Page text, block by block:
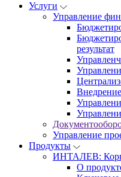
Услуги
Управление
результат
Управление
Продукты
ИНТАЛЕВ:
О